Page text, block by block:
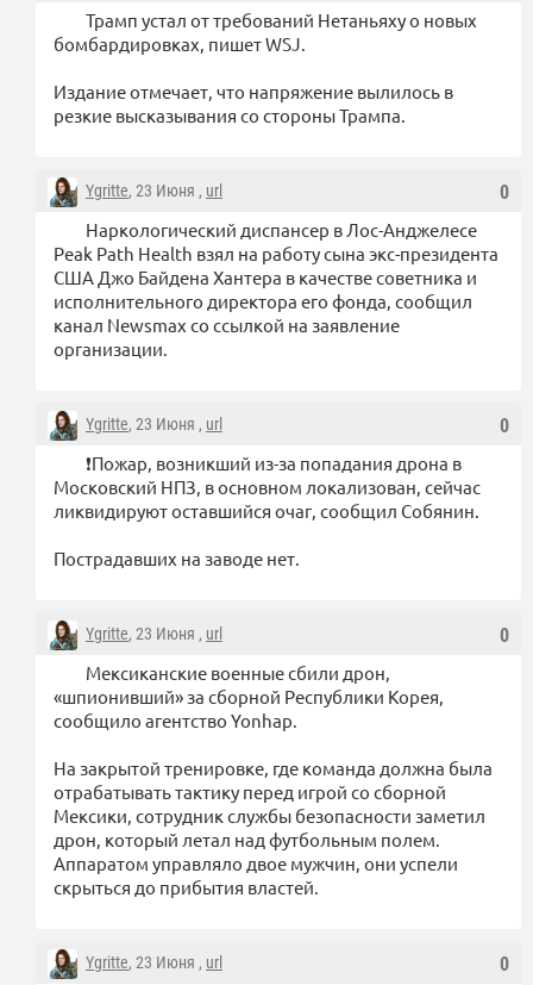
Трамп устал от требований Нетаньяху о новых
бомбардировках, пишет WSJ.
Издание отмечает, что напряжение вылилось в
резкие высказывания со стороны Трампа.
0
Ygritte, 23 Июня , url
Наркологический диспансер в Лос-Анджелесе
Peak Path Health взял на работу сына экс-президента
США Джо Байдена Хантера в качестве советника и
исполнительного директора его фонда, сообщил
канал Newsmax со ссылкой на заявление
организации.
0
Ygritte, 23 Июня , url
❗️Пожар, возникший из-за попадания дрона в
Московский НПЗ, в основном локализован, сейчас
ликвидируют оставшийся очаг, сообщил Собянин.
Пострадавших на заводе нет.
0
Ygritte, 23 Июня , url
Мексиканские военные сбили дрон,
«шпионивший» за сборной Республики Корея,
сообщило агентство Yonhap.
На закрытой тренировке, где команда должна была
отрабатывать тактику перед игрой со сборной
Мексики, сотрудник службы безопасности заметил
дрон, который летал над футбольным полем.
Аппаратом управляло двое мужчин, они успели
скрыться до прибытия властей.
0
Ygritte, 23 Июня , url